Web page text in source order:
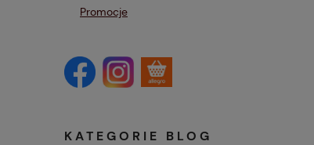
Promocje
KATEGORIE BLOG